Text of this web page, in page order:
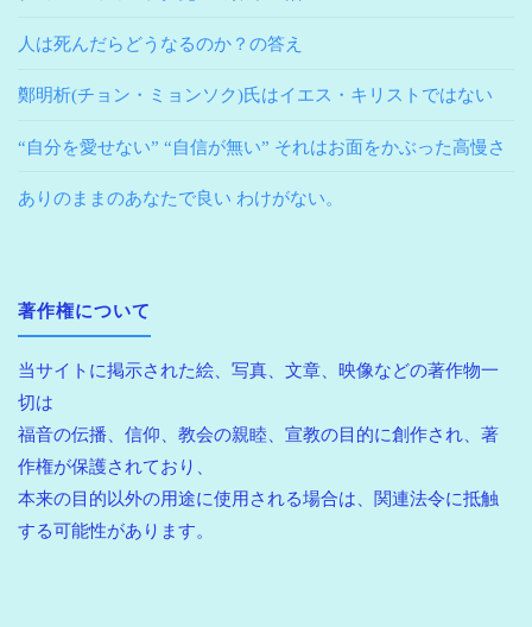
人は死んだらどうなるのか？の答え
鄭明析(チョン・ミョンソク)氏はイエス・キリストではない
“自分を愛せない” “自信が無い” それはお面をかぶった高慢さ
ありのままのあなたで良い わけがない。
著作権について
当サイトに掲示された絵、写真、文章、映像などの著作物一
切は
福音の伝播、信仰、教会の親睦、宣教の目的に創作され、著
作権が保護されており、
本来の目的以外の用途に使用される場合は、関連法令に抵触
する可能性があります。